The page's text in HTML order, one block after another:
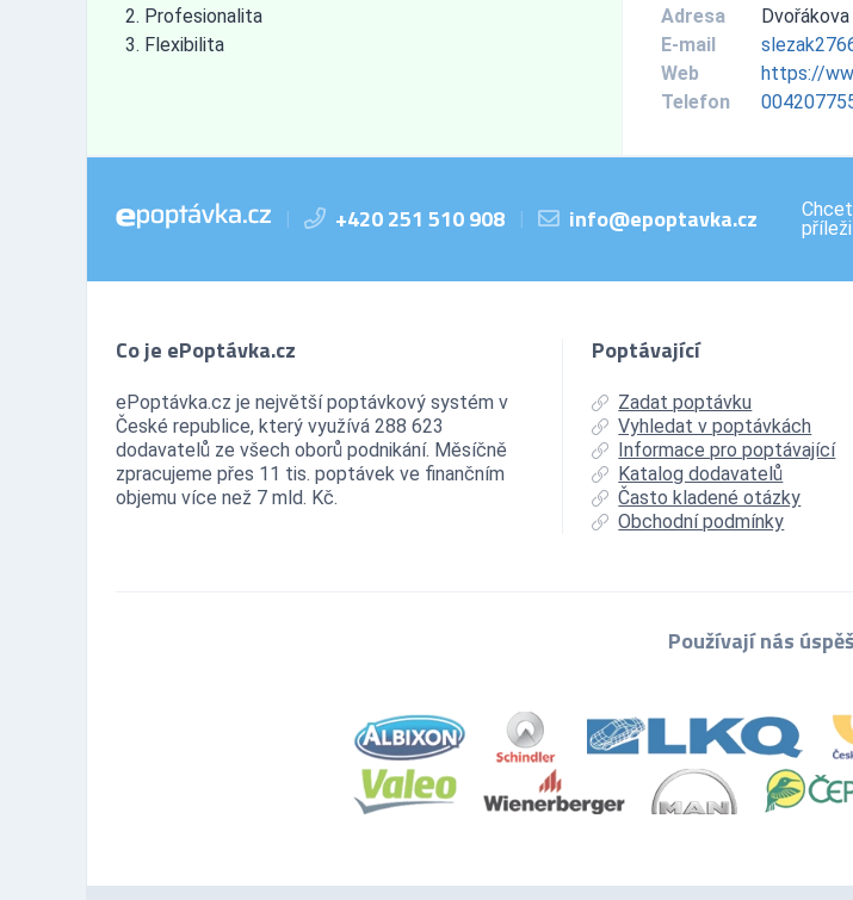
Profesionalita
Flexibilita
Adresa
E-mail
Web
https://
Telefon
| +420 251 510 908 | info@epoptavka.cz
Co je ePoptávka.cz
ePoptávka.cz je největší poptávkový systém v
České republice, který využívá 288 623
dodavatelů ze všech oborů podnikání. Měsíčně
zpracujeme přes 11 tis. poptávek ve finančním
objemu více než 7 mld. Kč.
Poptávající
Zadat poptávku
Vyhledat v poptávkách
Informace pro poptávající
Katalog dodavatelů
Často kladené otázky
Obchodní podmínky
Používají nás